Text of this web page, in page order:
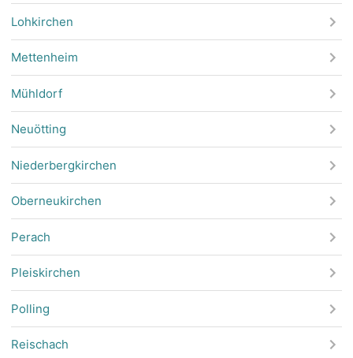
Lohkirchen
Mettenheim
Mühldorf
Neuötting
Niederbergkirchen
Oberneukirchen
Perach
Pleiskirchen
Polling
Reischach